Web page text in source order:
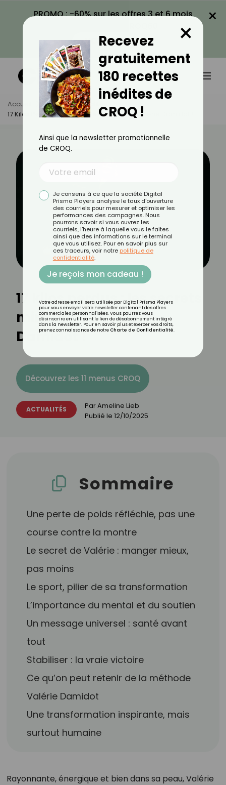
PROMO : -60% sur les offres 3 et 6 mois
VOIR LA PROMO
×
Accueil Actus
Actualités
17 Kilos Perdus : Les Secrets Minceur De Valérie Damidot !
17 kilos perdus : les secrets
minceur de Valérie
Damidot !
Découvrez les 11 menus CROQ
ACTUALITÉS ParAmeline Lieb
Publié le 12/10/2025
Sommaire
Une perte de poids réfléchie, pas une
course contre la montre
Le secret de Valérie : manger mieux,
pas moins
Le sport, pilier de sa transformation
L’importance du mental et du soutien
Un message universel : santé avant
tout
Stabiliser : la vraie victoire
Ce qu’on peut retenir de la méthode
Valérie Damidot
Une transformation inspirante, mais
surtout humaine
Rayonnante, énergique et bien dans sa peau, Valérie
Recevez
gratuitement
180 recettes
inédites de
CROQ !
×
Ainsi que la newsletter promotionnelle
de CROQ.
Je consens à ce que la société Digital
Prisma Players analyse le taux d'ouverture
des courriels pour mesurer et optimiser les
performances des campagnes. Nous
pourrons savoir si vous ouvrez les
courriels, l'heure à laquelle vous le faites
ainsi que des informations sur le terminal
que vous utilisez. Pour en savoir plus sur
ces traceurs, voir notre politique de
confidentialité.
Je reçois mon cadeau !
Votre adresse email sera utilisée par Digital Prisma Players
pour vous envoyer votre newsletter contenant des offres
commerciales personnalisées. Vous pourrez vous
désinscrire en utilisant le lien de désabonnement intégré
dans la newsletter. Pour en savoir plus et exercer vos droits,
prenez connaissance de notre Charte de Confidentialité.